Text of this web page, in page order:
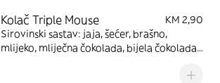
Kolač Triple Mouse
KM 2,90
Sirovinski sastav: jaja, šećer, brašno,
mlijeko, mliječna čokolada, bijela čokolada,
alergenima: proizvod sadrži gluten, mlijeko,